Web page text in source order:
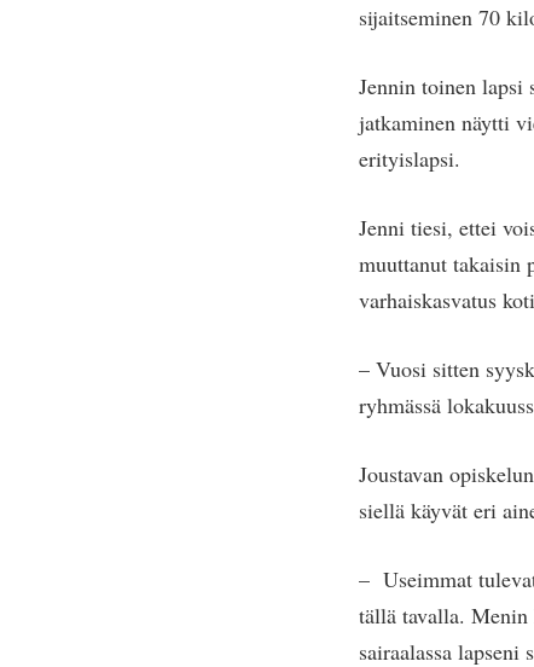
sijaitseminen 70
Jennin toinen lapsi
jatkaminen näytti
erityislapsi.
Jenni tiesi, ettei
muuttanut takaisin
varhaiskasvatus
– Vuosi sitten
ryhmässä
Joustavan
siellä käyvät eri
– Useimmat
tällä tavalla.
sairaalassa lapseni